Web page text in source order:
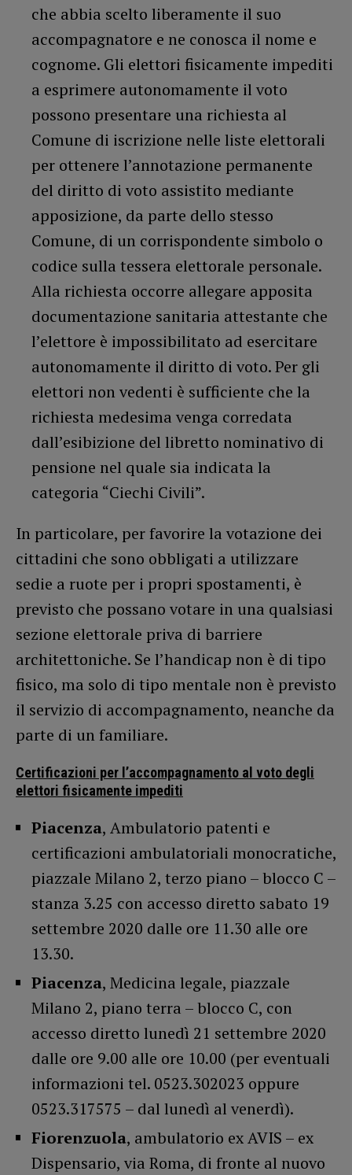
che abbia scelto liberamente il suo
accompagnatore e ne conosca il nome e
cognome. Gli elettori fisicamente impediti
a esprimere autonomamente il voto
possono presentare una richiesta al
Comune di iscrizione nelle liste elettorali
per ottenere l’annotazione permanente
del diritto di voto assistito mediante
apposizione, da parte dello stesso
Comune, di un corrispondente simbolo o
codice sulla tessera elettorale personale.
Alla richiesta occorre allegare apposita
documentazione sanitaria attestante che
l’elettore è impossibilitato ad esercitare
autonomamente il diritto di voto. Per gli
elettori non vedenti è sufficiente che la
richiesta medesima venga corredata
dall’esibizione del libretto nominativo di
pensione nel quale sia indicata la
categoria “Ciechi Civili”.
In particolare, per favorire la votazione dei
cittadini che sono obbligati a utilizzare
sedie a ruote per i propri spostamenti, è
previsto che possano votare in una qualsiasi
sezione elettorale priva di barriere
architettoniche. Se l’handicap non è di tipo
fisico, ma solo di tipo mentale non è previsto
il servizio di accompagnamento, neanche da
parte di un familiare.
Certificazioni per l’accompagnamento al voto degli
elettori fisicamente impediti
Piacenza, Ambulatorio patenti e
certificazioni ambulatoriali monocratiche,
piazzale Milano 2, terzo piano – blocco C –
stanza 3.25 con accesso diretto sabato 19
settembre 2020 dalle ore 11.30 alle ore
13.30.
Piacenza, Medicina legale, piazzale
Milano 2, piano terra – blocco C, con
accesso diretto lunedì 21 settembre 2020
dalle ore 9.00 alle ore 10.00 (per eventuali
informazioni tel. 0523.302023 oppure
0523.317575 – dal lunedì al venerdì).
Fiorenzuola, ambulatorio ex AVIS – ex
Dispensario, via Roma, di fronte al nuovo